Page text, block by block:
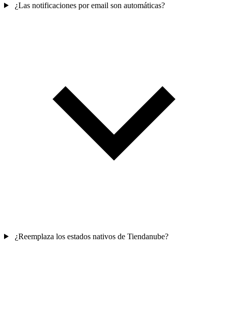
¿Las notificaciones por email son automáticas?
¿Reemplaza los estados nativos de Tiendanube?